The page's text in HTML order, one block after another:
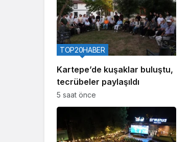
Kartepe’de kuşaklar buluştu,
tecrübeler paylaşıldı
TOP20HABER
5 saat önce